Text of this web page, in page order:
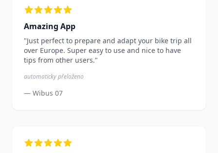
Amazing App
"Just perfect to prepare and adapt your bike trip all
over Europe. Super easy to use and nice to have
tips from other users."
automaticky přeloženo
— Wibus 07